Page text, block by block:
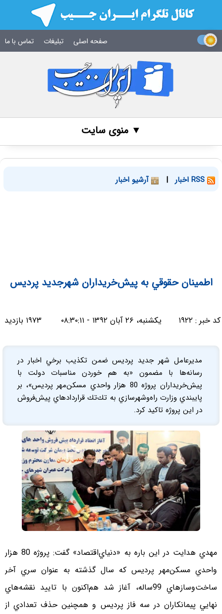
صفحه اصلی تبلیغات تماس با ما
▼ منوی سایت
| آرشیو اخبار
اطمينان حقوقي به پيش‌خريداران شهرجديد پرديس
کد خبر : ۱۹۲۲ یکشنبه، ۲۶ آبان ۱۳۹۲ - ۰۸:۳۰:۱۱ ۱۹۷۳ بازدید
مديرعامل شهر جديد پرديس ضمن تكذيب برخي اخبار در
رسانه‌ها با مضمون «به هم خوردن مناسبات دولت با
پيش‌خريداران پروژه 80 هزار واحدي مسكن‌مهر پرديس»، بر
پايبندي وزارت راه‌وشهرسازي به تك‌تك قراردادهاي پيش‌فروش
در اين پروژه تاكيد كرد.
مهدي هدايت در اين باره به «دنياي‌اقتصاد» گفت: پروژه‌ 80 هزار
واحدي مسكن‌مهر پرديس كه سال گذشته به عنوان سري آخر
ساخت‌‌وسازهاي 99ساله، آغاز شد هم‌اكنون با تاييد نقشه‌هاي
نهايي پيمانكاران در سه فاز پرديس و همچنين حذف تعدادي از